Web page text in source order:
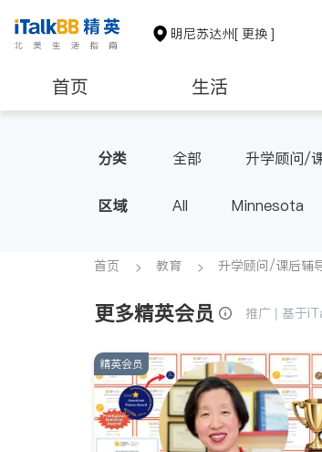
明尼苏达州[ 更换 ]
首页 生活
分类 全部 升学顾问/
区域 All Minnesota
首页 教育 升学顾问/课后辅
更多精英会员 推广 | 基于
精英会员